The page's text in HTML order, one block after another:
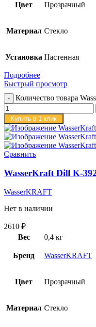
Цвет Прозрачный
Материал Стекло
Установка Настенная
Подробнее
Быстрый просмотр
Количество товара
Купить в 1 клик
Сравнить
WasserKraft Dill K-
WasserKRAFT
Нет в наличии
2610 ₽
Вес
0,4 кг
Бренд WasserKRAFT
Цвет Прозрачный
Материал Стекло